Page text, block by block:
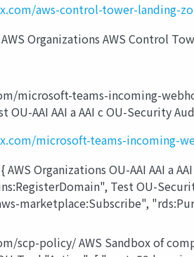
aws-control-tower-landing-
Organizations AWS Control
microsoft-teams-incoming-
OU-AAI AAI a AAI c OU-Security
microsoft-teams-incoming-
AWS Organizations OU-AAI AAI a
Test OU-
marketplace:Subscribe",
scp-policy/ AWS Sandbox of